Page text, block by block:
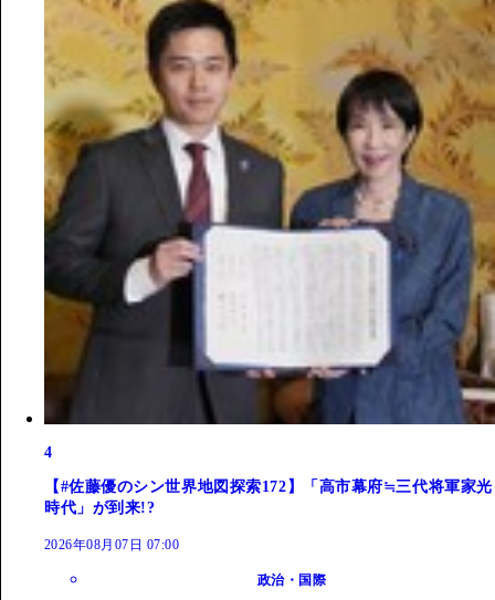
4
【#佐藤優のシン世界地図探索172】「高市幕府≒三代将軍家光
時代」が到来!?
2026年08月07日 07:00
政治・国際